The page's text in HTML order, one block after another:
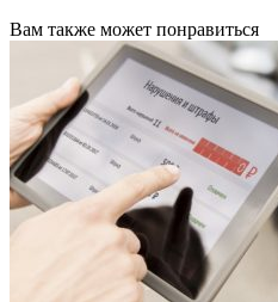
Вам также может понравиться